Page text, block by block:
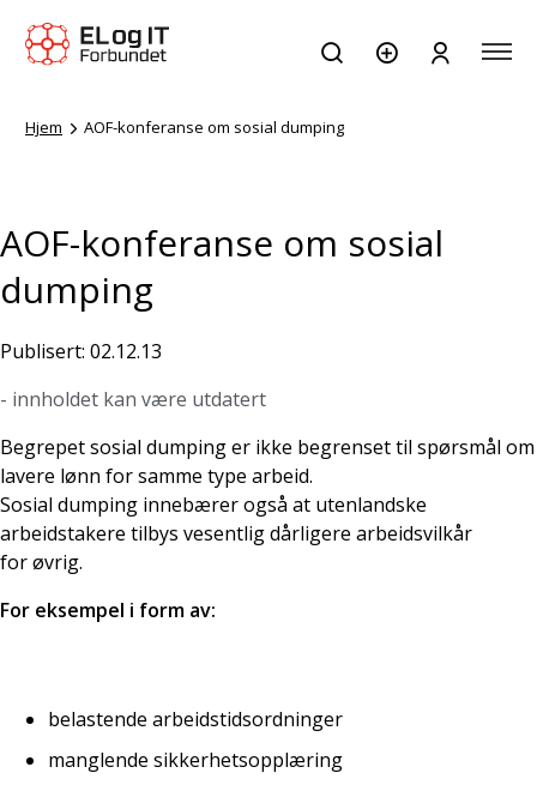
Hjem AOF-konferanse om sosial dumping
AOF-konferanse om sosial
dumping
Publisert: 02.12.13
- innholdet kan være utdatert
Begrepet sosial dumping er ikke begrenset til spørsmål om
lavere lønn for samme type arbeid.
Sosial dumping innebærer også at utenlandske
arbeidstakere tilbys vesentlig dårligere arbeidsvilkår
for øvrig.
For eksempel i form av:
belastende arbeidstidsordninger
manglende sikkerhetsopplæring